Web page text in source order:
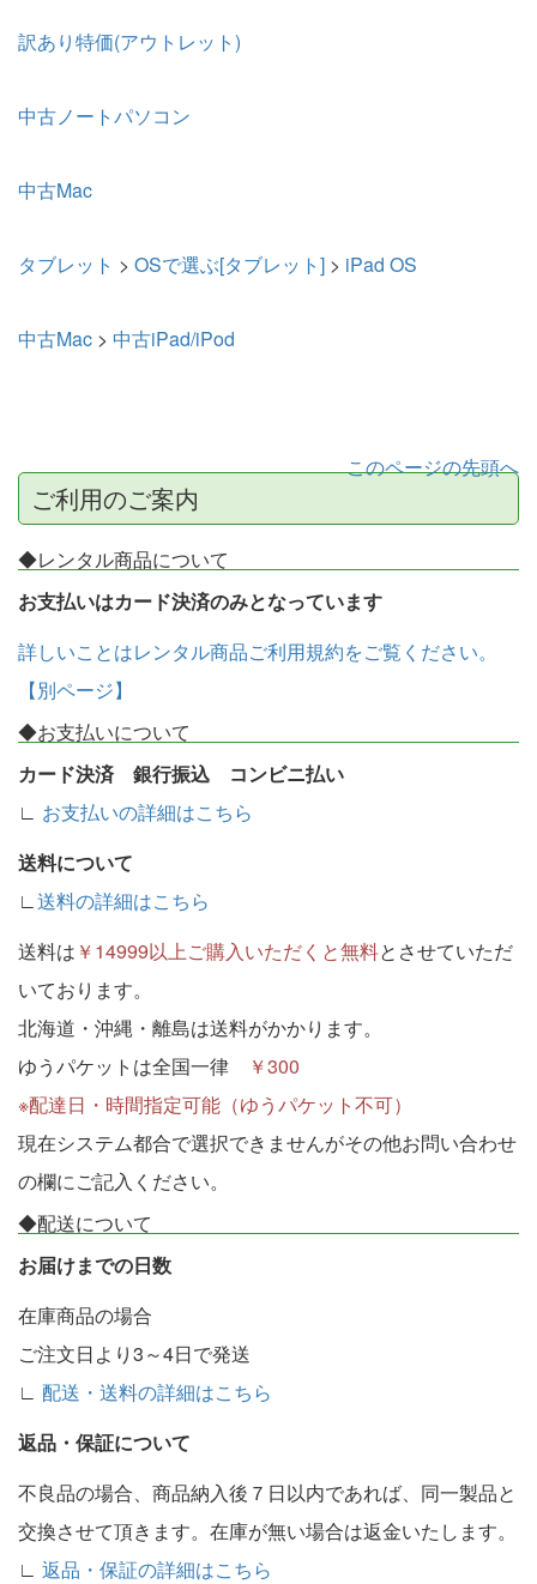
訳あり特価(アウトレット)
中古ノートパソコン
中古Mac
タブレット > OSで選ぶ[タブレット] > iPad OS
中古Mac > 中古iPad/iPod
このページの先頭へ
ご利用のご案内
◆レンタル商品について
お支払いはカード決済のみとなっています
詳しいことはレンタル商品ご利用規約をご覧ください。
【別ページ】
◆お支払いについて
カード決済 銀行振込 コンビニ払い
∟ お支払いの詳細はこちら
送料について
∟ 送料の詳細はこちら
送料は ￥14999以上ご購入いただくと無料とさせていただ
いております。
北海道・沖縄・離島は送料がかかります。
ゆうパケットは全国一律
￥300
※配達日・時間指定可能（ゆうパケット不可）
現在システム都合で選択できませんがその他お問い合わせ
の欄にご記入ください。
◆配送について
お届けまでの日数
在庫商品の場合
ご注文日より3～4日で発送
∟ 配送・送料の詳細はこちら
返品・保証について
不良品の場合、商品納入後７日以内であれば、同一製品と
交換させて頂きます。在庫が無い場合は返金いたします。
∟ 返品・保証の詳細はこちら